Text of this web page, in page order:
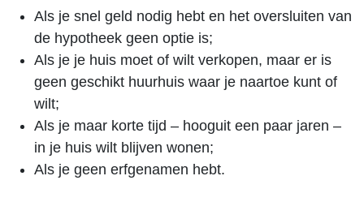
Als je snel geld nodig hebt en het oversluiten van
de hypotheek geen optie is;
Als je je huis moet of wilt verkopen, maar er is
geen geschikt huurhuis waar je naartoe kunt of
wilt;
Als je maar korte tijd – hooguit een paar jaren –
in je huis wilt blijven wonen;
Als je geen erfgenamen hebt.